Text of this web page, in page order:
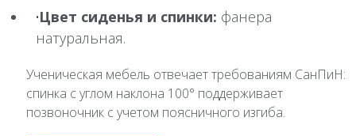
Цвет сиденья и спинки: фанера
натуральная.
Ученическая мебель отвечает требованиям СанПиН:
спинка с углом наклона 100° поддерживает
позвоночник с учетом поясничного изгиба.